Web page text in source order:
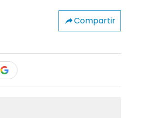
Compartir